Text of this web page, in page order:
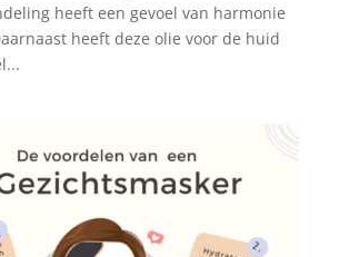
heeft een gevoel van harmonie
heeft deze olie voor de huid